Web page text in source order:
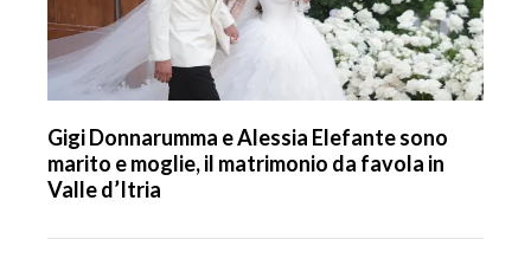
Gigi Donnarumma e Alessia Elefante sono
marito e moglie, il matrimonio da favola in
Valle d’Itria